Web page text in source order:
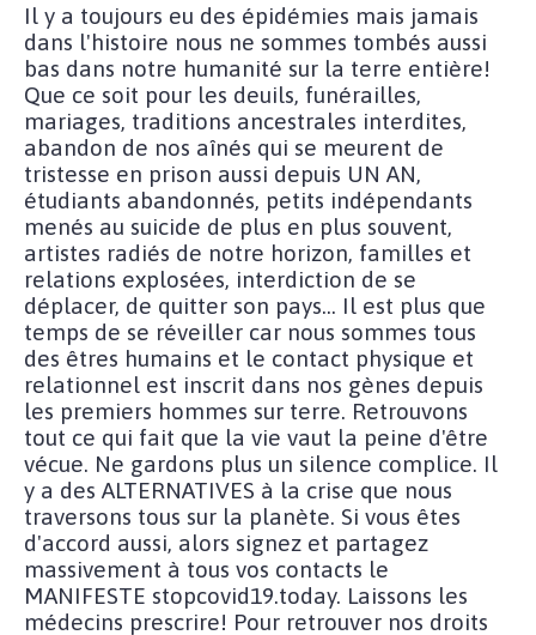
Il y a toujours eu des épidémies mais jamais
dans l'histoire nous ne sommes tombés aussi
bas dans notre humanité sur la terre entière!
Que ce soit pour les deuils, funérailles,
mariages, traditions ancestrales interdites,
abandon de nos aînés qui se meurent de
tristesse en prison aussi depuis UN AN,
étudiants abandonnés, petits indépendants
menés au suicide de plus en plus souvent,
artistes radiés de notre horizon, familles et
relations explosées, interdiction de se
déplacer, de quitter son pays... Il est plus que
temps de se réveiller car nous sommes tous
des êtres humains et le contact physique et
relationnel est inscrit dans nos gènes depuis
les premiers hommes sur terre. Retrouvons
tout ce qui fait que la vie vaut la peine d'être
vécue. Ne gardons plus un silence complice. Il
y a des ALTERNATIVES à la crise que nous
traversons tous sur la planète. Si vous êtes
d'accord aussi, alors signez et partagez
massivement à tous vos contacts le
MANIFESTE stopcovid19.today. Laissons les
médecins prescrire! Pour retrouver nos droits